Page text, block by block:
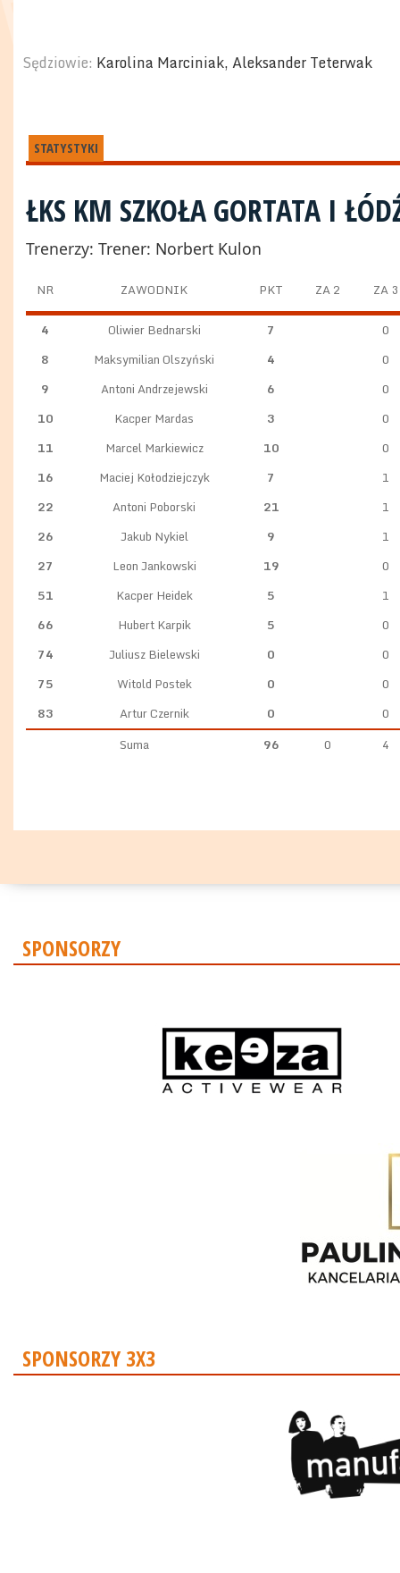
Sędziowie: Karolina Marciniak, Aleksander Teterwak
STATYSTYKI
ŁKS KM SZKOŁA GORTATA I
Trenerzy: Trener: Norbert Kulon
NR ZAWODNIK PKT ZA 2 ZA 3
4 Oliwier Bednarski 7
0
8
Maksymilian Olszyński 4
0
9
Antoni Andrzejewski 6
0
10
Kacper Mardas 3
0
11
Marcel Markiewicz 10
0
16
Maciej Kołodziejczyk 7
1
22
Antoni Poborski 21
1
26
Jakub Nykiel 9
1
27
Leon Jankowski 19
0
51
Kacper Heidek 5
1
66
Hubert Karpik 5
0
74
Juliusz Bielewski 0
0
75
Witold Postek 0
0
83
Artur Czernik 0
0
Suma
96 0 4
SPONSORZY
SPONSORZY 3X3